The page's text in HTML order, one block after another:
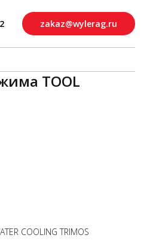
zakaz@wylerag.ru
TOOL
COOLING TRIMOS